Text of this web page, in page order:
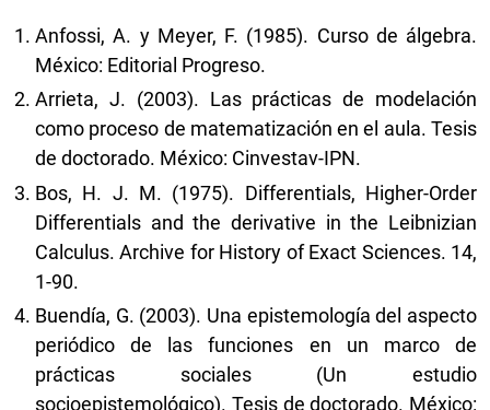
Anfossi, A. y Meyer, F. (1985). Curso de álgebra.
México: Editorial Progreso.
Arrieta, J. (2003). Las prácticas de modelación
como proceso de matematización en el aula. Tesis
de doctorado. México: Cinvestav-IPN.
Bos, H. J. M. (1975). Differentials, Higher-Order
Differentials and the derivative in the Leibnizian
Calculus. Archive for History of Exact Sciences. 14,
1-90.
Buendía, G. (2003). Una epistemología del aspecto
periódico de las funciones en un marco de
prácticas sociales (Un estudio
socioepistemológico). Tesis de doctorado. México: